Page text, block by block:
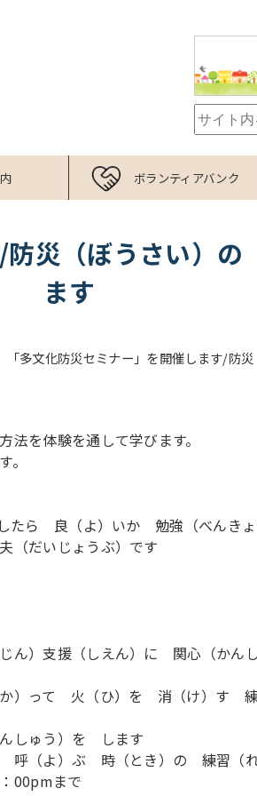
ボランティアバンク
/防災（ぼうさい
ます
「多文化防災セミナー」を開催します/
を体験を通して学びます。
たら 良（よ）いか 勉強（べんきょ
だいじょうぶ）です
ん）支援（しえん）に 関心（か
）って 火（ひ）を 消（け）す
しゅう）を します
呼（よ）ぶ 時（とき）の 練習（
00pmまで